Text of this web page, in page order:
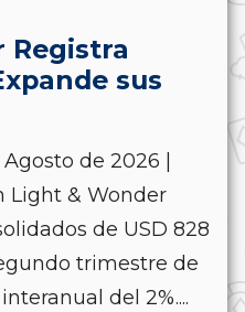
Registra
sus
de 2026 |
Light & Wonder
de USD 828
trimestre de
del 2%....